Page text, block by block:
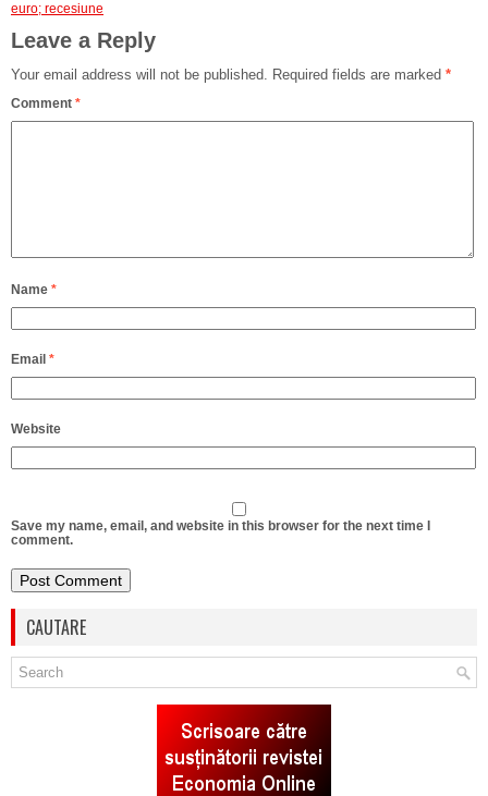
euro; recesiune
Leave a Reply
Your email address will not be published. Required fields are marked *
Comment *
Name *
Email *
Website
Save my name, email, and website in this browser for the next time I
comment.
CAUTARE